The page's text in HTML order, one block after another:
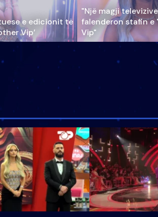
e edicionit të
Vip’
"Një magji
falenderon stafin e
Vip"